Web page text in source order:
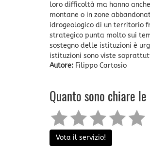
loro difficoltà ma hanno
montane o in zone
idrogeologico di un territorio
strategico punta molto sui
sostegno delle istituzioni è
istituzioni sono viste
Autore: Filippo Cartosio
Quanto sono chiare
Vota il servizio!